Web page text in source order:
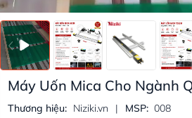
Máy Uốn Mica Cho Ngành
Thương hiệu: Niziki.vn | MSP: 008